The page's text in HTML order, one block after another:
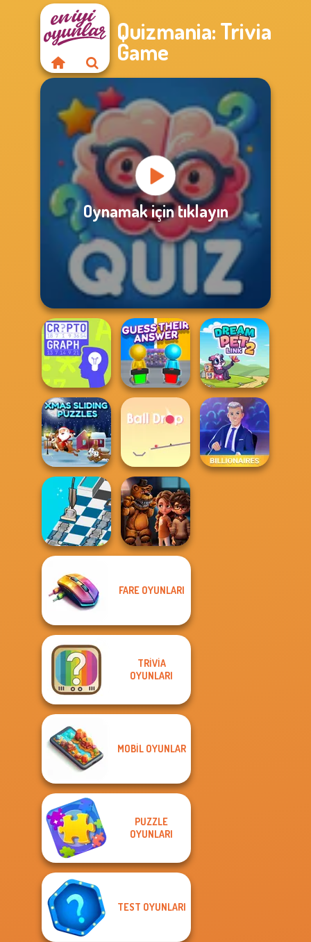
Quizmania: Trivia
Game
Oynamak için tıklayın
Cryptograph
Answer
Dream Pet Link 2
Xmas Sliding
Puzzles
Ball Drop
Dusty Maze
Hunter
FNAF Horror At
FARE OYUNLARI
TRIVIA
OYUNLARI
MOBIL OYUNLAR
PUZZLE
OYUNLARI
TEST OYUNLARI